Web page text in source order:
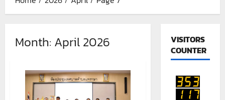
Month: April 2026
VISITORS
COUNTER